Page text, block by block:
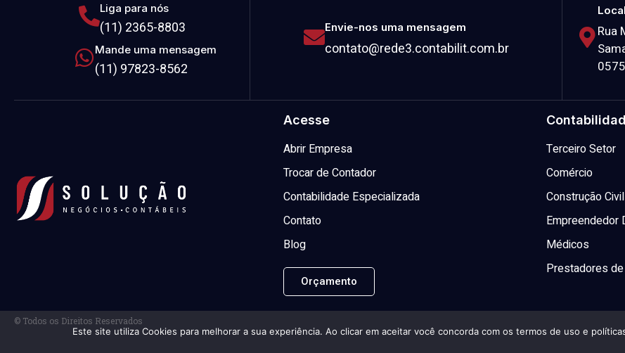
Liga para nós
(11) 2365-8803
Mande uma mensagem
(11) 97823-8562
Envie-nos uma mensagem
contato@rede3.contabilit.com.br
Rua
Acesse
Abrir Empresa
Trocar de Contador
Contabilidade Especializada
Contato
Blog
Orçamento
Terceiro Setor
Comércio
Construção Civil
Empreendedor
Médicos
Prestadores
© Todos os Direitos Reservados
Este site utiliza Cookies para melhorar a sua experiência. Ao clicar em aceitar você concorda com os termos de uso e